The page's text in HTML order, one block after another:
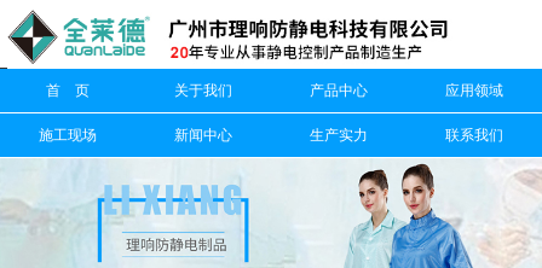
首 页 关于我们 产品中心 应用领域
施工现场 新闻中心 生产实力 联系我们
搜索